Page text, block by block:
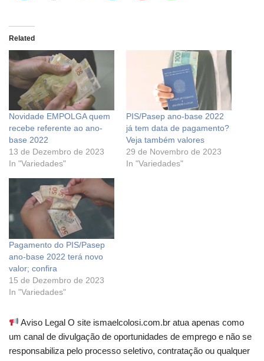
Related
Novidade EMPOLGA quem
recebe referente ao ano-
base 2022
13 de Dezembro de 2023
In "Variedades"
PIS/Pasep ano-base 2022
já tem data de pagamento?
Veja também valores
29 de Novembro de 2023
In "Variedades"
Pagamento do PIS/Pasep
ano-base 2022 terá novo
valor; confira
15 de Dezembro de 2023
In "Variedades"
Aviso Legal O site ismaelcolosi.com.br atua apenas como
um canal de divulgação de oportunidades de emprego e não se
responsabiliza pelo processo seletivo, contratação ou qualquer